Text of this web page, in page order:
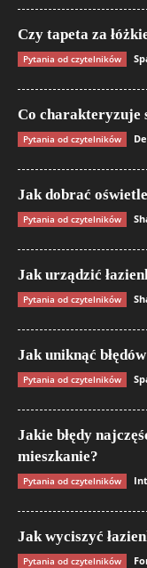
Czy tapeta za
Pytania od czytelników
Co charakteryzuje
Pytania od czytelników
Jak dobrać
Pytania od czytelników
Jak urządzić
Pytania od czytelników
Jak uniknąć
Pytania od czytelników
Jakie błędy
mieszkanie?
Pytania od czytelników
Jak wyciszyć
Pytania od czytelników